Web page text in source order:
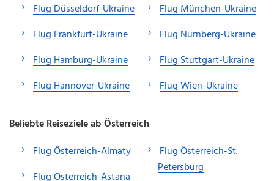
Flug Düsseldorf-Ukraine
Flug Frankfurt-Ukraine
Flug Hamburg-Ukraine
Flug Hannover-Ukraine
Flug München-Ukraine
Flug Nürnberg-Ukraine
Flug Stuttgart-Ukraine
Flug Wien-Ukraine
Beliebte Reiseziele ab Österreich
Flug Österreich-Almaty
Flug Österreich-Astana
Flug Österreich-St.
Petersburg